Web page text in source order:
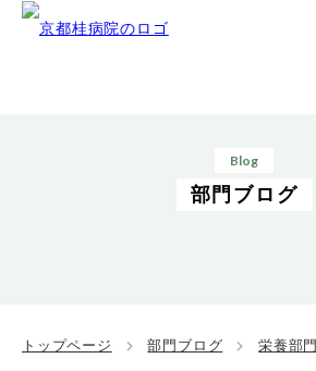
Blog
部門ブログ
トップページ 部門ブログ 栄養部門